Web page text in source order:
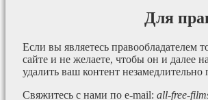
Для
Если вы являетесь правообладателем
сайте и не желаете, чтобы он и далее
удалить ваш контент
Свяжитесь с нами по e-mail: all-free-